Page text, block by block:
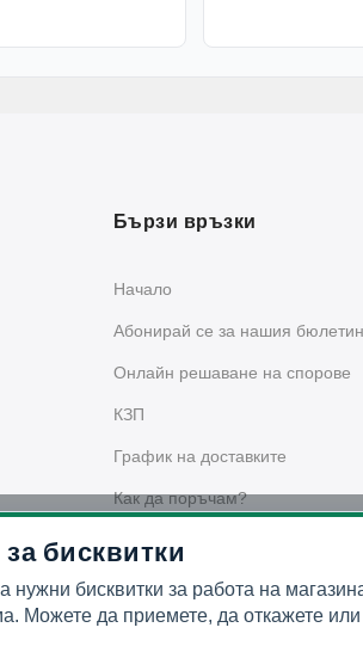
Бързи връзки
Начало
Абонирай се за нашия бюлетин
Oнлайн решаване на спорове
КЗП
График на доставките
Как да поръчам?
бисквитки
нужни бисквитки за работа на
Можете да приемете, да откажете